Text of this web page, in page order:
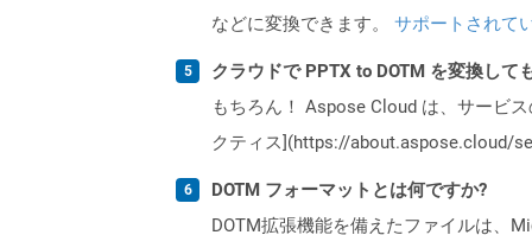
などに変換できます。 サポートされて
クラウドで PPTX to DOTM を変換して
もちろん！ Aspose Cloud は、サービ
クティス](https://about.aspose.cloud/
DOTM フォーマットとは何ですか?
DOTM拡張機能を備えたファイルは、